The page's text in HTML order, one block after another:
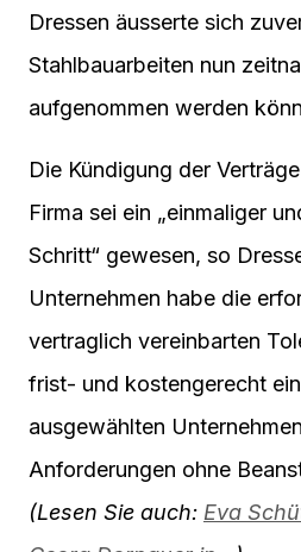
Dressen äusserte sich
Stahlbauarbeiten nun
aufgenommen werden
Die Kündigung der
Firma sei ein „einmaliger
Schritt“ gewesen, so
Unternehmen habe die
vertraglich vereinbarten
frist- und kostengerecht
ausgewählten
Anforderungen ohne
(Lesen Sie auch: Eva